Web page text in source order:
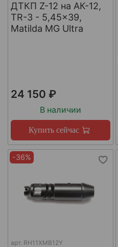
ДТКП Z-12 на АК-12,
TR-3 - 5,45x39,
Matilda MG Ultra
24 150 ₽
В наличии
Купить сейчас
-36%
арт. RH11XMB12Y